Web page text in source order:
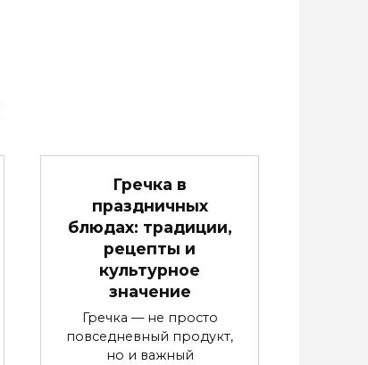
Гречка в
праздничных
блюдах: традиции,
рецепты и
культурное
значение
Гречка — не просто
повседневный продукт,
но и важный